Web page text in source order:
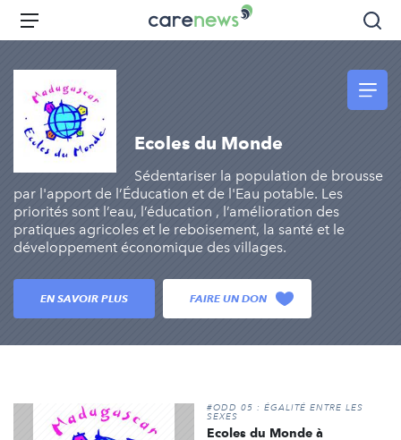
Aller
principal
Carenews,
Le
l'engagement
Menu
Ecoles du Monde
Sédentariser la population de brousse
par l'apport de l’Éducation et de l'Eau potable. Les
priorités sont l’eau, l’éducation , l’amélioration des
pratiques agricoles et le reboisement, la santé et le
développement économique des villages.
EN SAVOIR PLUS FAIRE UN DON
#ODD 05 : ÉGALITÉ ENTRE LES
SEXES
Ecoles du Monde à